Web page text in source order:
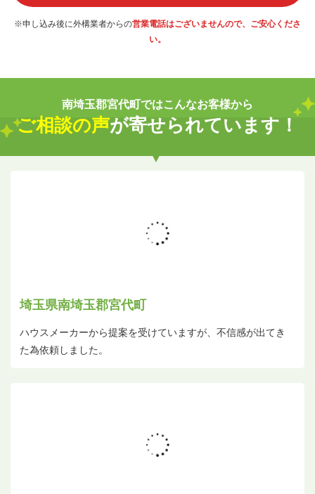
※申し込み後に外構業者からの営業電話はございませんので、ご安心くださ
い。
南埼玉郡宮代町ではこんなお客様から
ご相談の声が寄せられています！
埼玉県南埼玉郡宮代町
ハウスメーカーから提案を受けていますが、不信感が出てき
た為依頼しました。